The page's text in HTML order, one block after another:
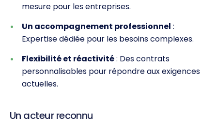
mesure pour les entreprises.
Un accompagnement professionnel :
Expertise dédiée pour les besoins complexes.
Flexibilité et réactivité: Des contrats
personnalisables pour répondre aux exigences
actuelles.
Un acteur reconnu